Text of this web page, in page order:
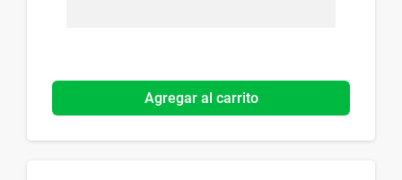
Agregar al carrito